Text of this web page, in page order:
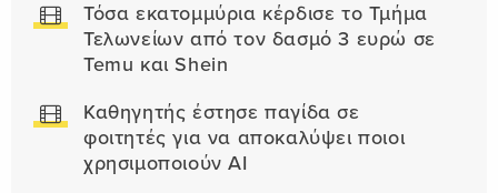
Τόσα εκατομμύρια κέρδισε το Τμήμα
Τελωνείων από τον δασμό 3 ευρώ σε
Temu και Shein
Καθηγητής έστησε παγίδα σε
φοιτητές για να αποκαλύψει ποιοι
χρησιμοποιούν AI